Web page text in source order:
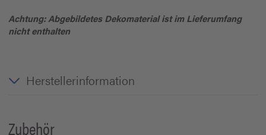
Achtung: Abgebildetes Dekomaterial ist im Lieferumfang
nicht enthalten
Herstellerinformation
Zubehör